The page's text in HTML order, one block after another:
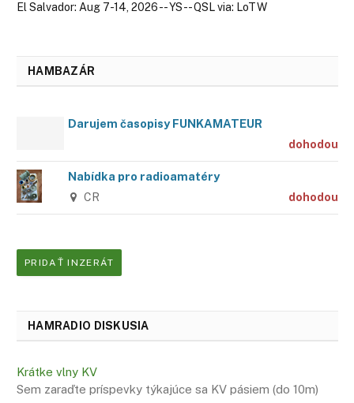
El Salvador: Aug 7-14, 2026 -- YS -- QSL via: LoTW
HAMBAZÁR
Darujem časopisy FUNKAMATEUR
dohodou
Nabídka pro radioamatéry
CR dohodou
PRIDAŤ INZERÁT
HAMRADIO DISKUSIA
Krátke vlny KV
Sem zaraďte príspevky týkajúce sa KV pásiem (do 10m)